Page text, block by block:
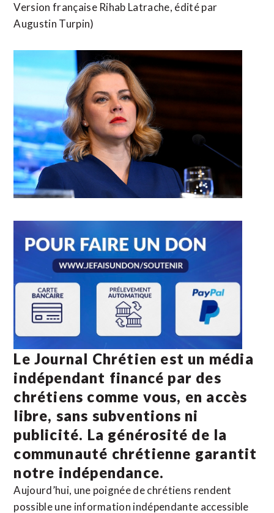
Version française ​Rihab Latrache, édité par ​
Augustin Turpin)
Le Journal Chrétien est un média
indépendant financé par des
chrétiens comme vous, en accès
libre, sans subventions ni
publicité. La générosité de la
communauté chrétienne garantit
notre indépendance.
Aujourd’hui, une poignée de chrétiens rendent
possible une information indépendante accessible